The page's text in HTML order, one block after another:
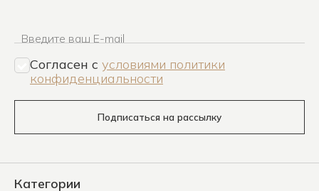
Введите ваш E-mail
Согласен c условиями политики
конфиденциальности
Подписаться на рассылку
Категории